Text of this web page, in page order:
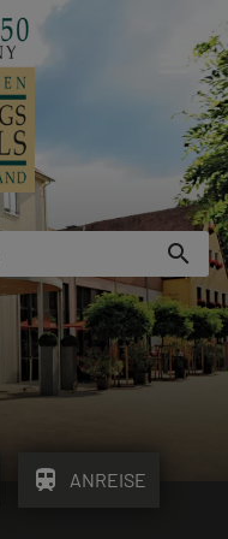
search
menu
train ANREISE